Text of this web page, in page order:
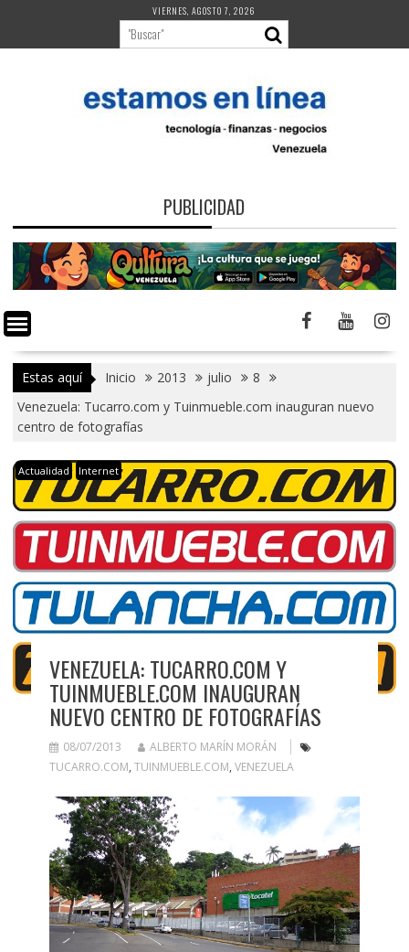
contenido
VIERNES, AGOSTO 7, 2026
PUBLICIDAD
Estas aquí Inicio 2013 julio
8
Venezuela: Tucarro.com y Tuinmueble.com inauguran nuevo
centro de fotografías
Actualidad Internet
VENEZUELA: TUCARRO.COM Y
TUINMUEBLE.COM INAUGURAN
NUEVO CENTRO DE FOTOGRAFÍAS
08/07/2013
ALBERTO MARÍN MORÁN
TUCARRO.COM, TUINMUEBLE.COM, VENEZUELA